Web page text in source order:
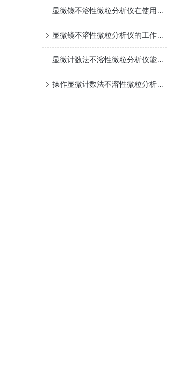
显微镜不溶性微粒分析仪在使用时需要避免样本被二次污染
显微镜不溶性微粒分析仪的工作流程可分为三个步骤
显微计数法不溶性微粒分析仪能够进行准确的识别和计数
操作显微计数法不溶性微粒分析仪时应该注意的要点